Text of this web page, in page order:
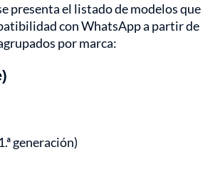
presenta el listado de modelos que
con WhatsApp a partir de
por marca:
generación)